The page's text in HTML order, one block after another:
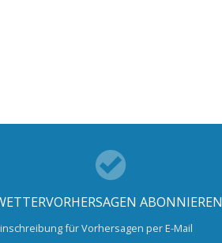
ABONNIEREN
für Vorhersagen per E-Mail